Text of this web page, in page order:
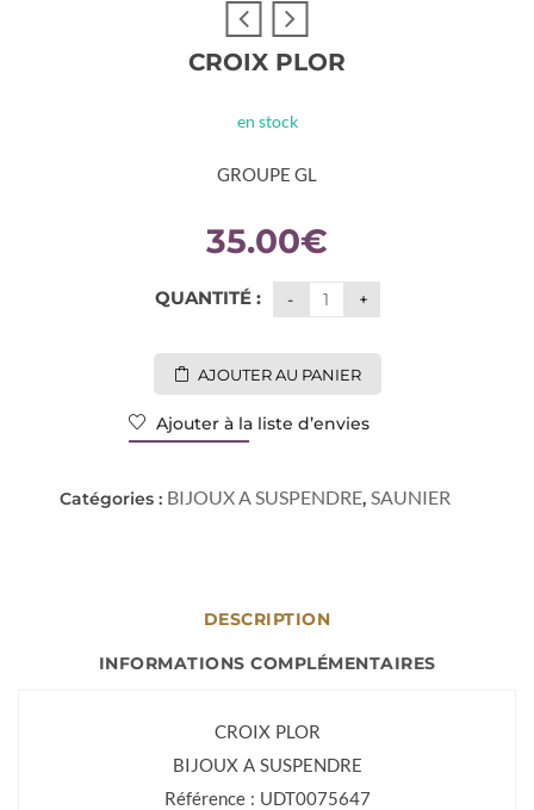
CROIX PLOR
en stock
GROUPE GL
35.00€
QUANTITÉ :
AJOUTER AU PANIER
Ajouter à la liste d’envies
Catégories : BIJOUX A SUSPENDRE, SAUNIER
DESCRIPTION
INFORMATIONS COMPLÉMENTAIRES
CROIX PLOR
BIJOUX A SUSPENDRE
Référence : UDT0075647